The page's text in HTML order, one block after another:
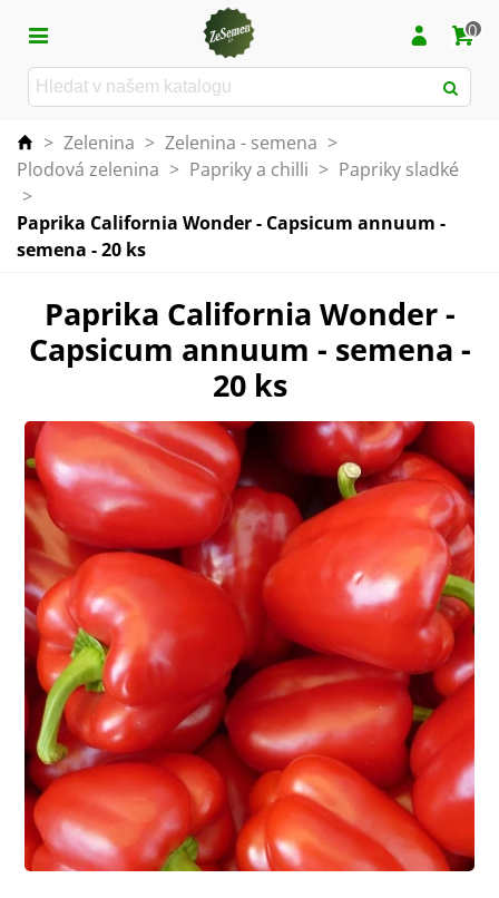
0
> Zelenina > Zelenina - semena >
Plodová zelenina > Papriky a chilli > Papriky sladké
>
Paprika California Wonder - Capsicum annuum -
semena - 20 ks
Paprika California Wonder -
Capsicum annuum - semena -
20 ks